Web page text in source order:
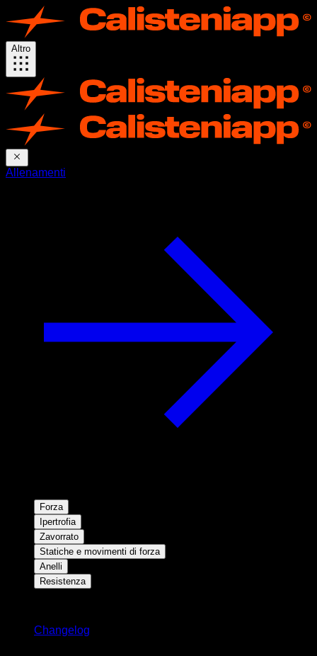
Altro
Allenamenti
Forza
Ipertrofia
Zavorrato
Statiche e movimenti di forza
Anelli
Resistenza
Changelog